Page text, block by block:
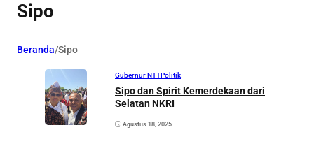
Sipo
Beranda/Sipo
Gubernur NTTPolitik
Sipo dan Spirit Kemerdekaan dari
Selatan NKRI
Agustus 18, 2025